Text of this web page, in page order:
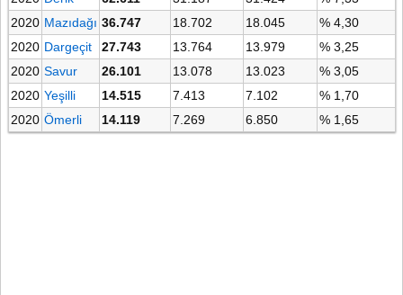
2020 Mazıdağı 36.747 18.702 18.045
% 4,30
2020 Dargeçit 27.743 13.764 13.979
% 3,25
2020 Savur 26.101 13.078 13.023
% 3,05
2020 Yeşilli 14.515 7.413 7.102
% 1,70
2020 Ömerli 14.119 7.269 6.850 % 1,65